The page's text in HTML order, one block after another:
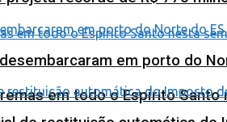
em todo o Espírito Santo
em porto do